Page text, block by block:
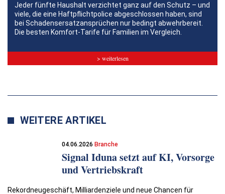
Jeder fünfte Haushalt verzichtet ganz auf den Schutz – und
viele, die eine Haftpflichtpolice abgeschlossen haben, sind
bei Schadensersatzansprüchen nur bedingt abwehrbereit.
Die besten Komfort-Tarife für Familien im Vergleich.
> weiterlesen
WEITERE ARTIKEL
04.06.2026 Branche
Signal Iduna setzt auf KI, Vorsorge
und Vertriebskraft
Rekordneugeschäft, Milliardenziele und neue Chancen für